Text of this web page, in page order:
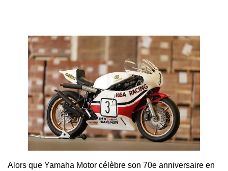
Alors que Yamaha Motor célèbre son 70e anniversaire en